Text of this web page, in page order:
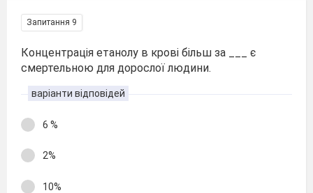
Запитання 9
Концентрація етанолу в крові більш за ___ є
смертельною для дорослої людини.
варіанти відповідей
6 %
2%
10%